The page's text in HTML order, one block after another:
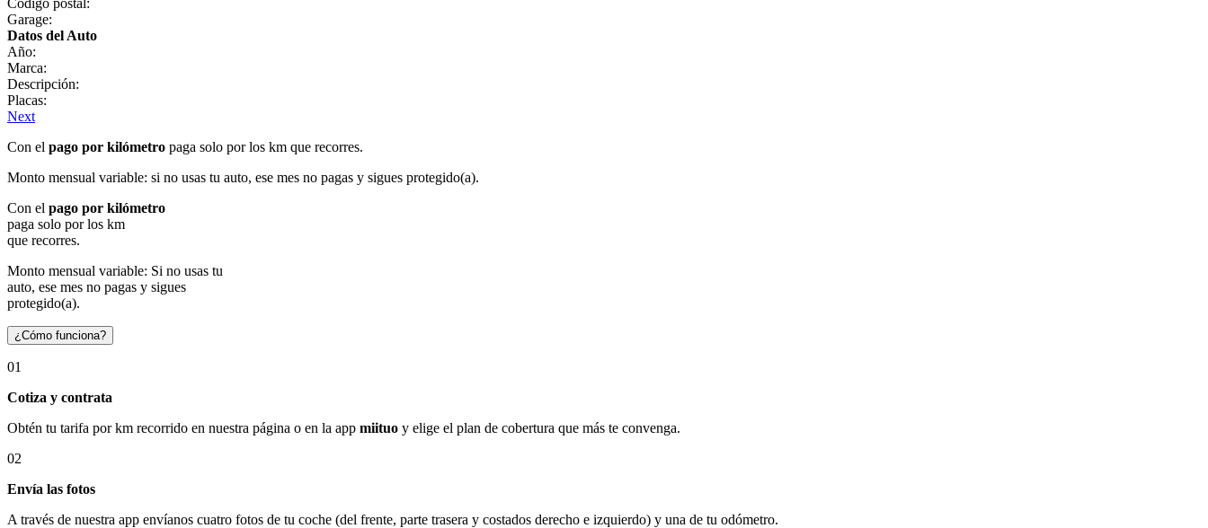
Garage:
Datos del Auto
Año:
Marca:
Descripción:
Placas:
Next
Con el pago por kilómetro paga solo por los km que recorres.
Monto mensual variable: si no usas tu auto, ese mes no pagas y sigues protegido(a).
Con el pago por kilómetro
paga solo por los km
que recorres.
Monto mensual variable: Si no usas tu
auto, ese mes no pagas y sigues
protegido(a).
¿Cómo funciona?
01
Cotiza y contrata
Obtén tu tarifa por km recorrido en nuestra página o en la app miituo y elige el plan de cobertura que más te convenga.
02
Envía las fotos
A través de nuestra app envíanos cuatro fotos de tu coche (del frente, parte trasera y costados derecho e izquierdo) y una de tu odómetro.